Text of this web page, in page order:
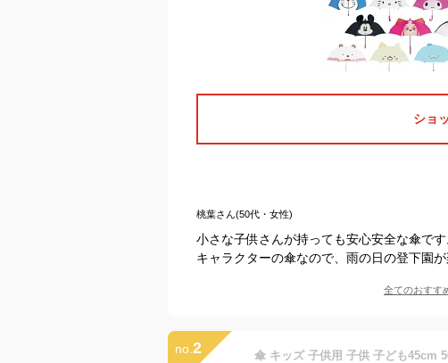
ショ
桃葉さん(50代・女性)
小さな子供さんが持っても安心安全な傘で
キャラクターの傘なので、雨の日の登下園が
全てのおすす
no. 2